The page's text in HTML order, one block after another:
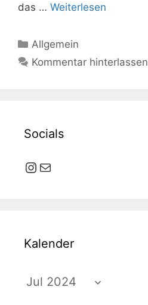
das … Weiterlesen
Kategorien
Allgemein
Kommentar hinterlassen
Socials
Instagram
E-Mail
Kalender